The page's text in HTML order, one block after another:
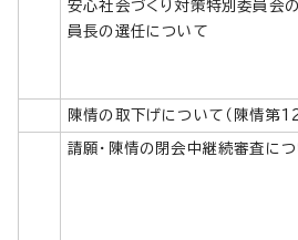
安心社会づくり対策特別委員会
員長の選任について
陳情の取下げについて（陳情第
請願・陳情の閉会中継続審査に